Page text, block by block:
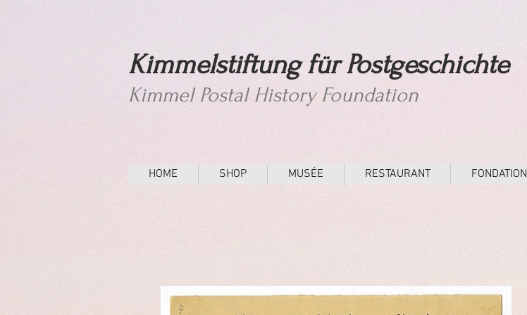
Kimmelstiftung für Postgeschichte
Kimmel Postal History Foundation
HOME SHOP MUSÉE RESTAURANT FONDATION